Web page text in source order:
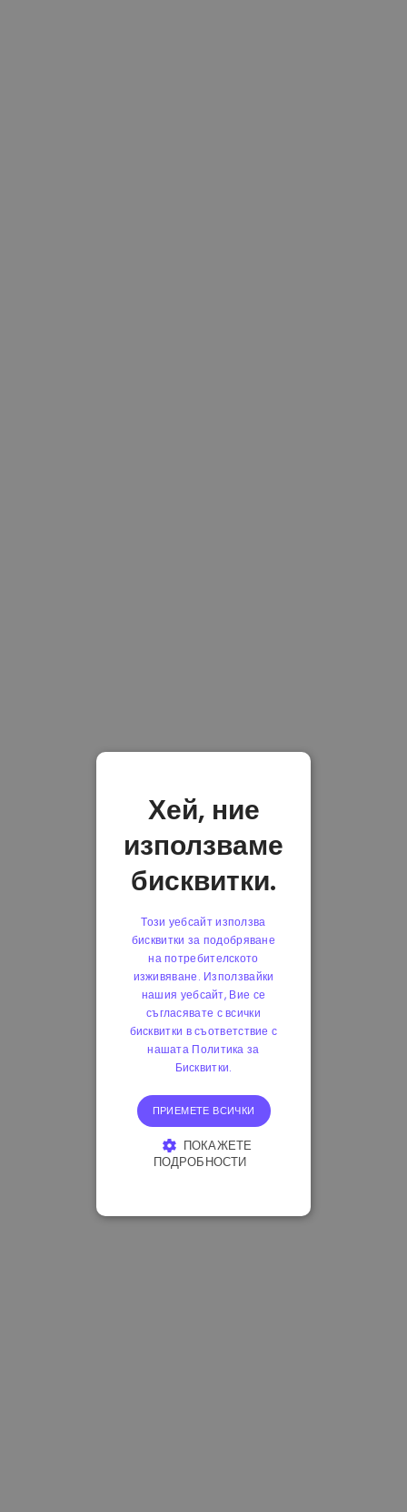
Хей, ние
използваме
бисквитки.
Този уебсайт използва
бисквитки за подобряване
на потребителското
изживяване. Използвайки
нашия уебсайт, Вие се
съгласявате с всички
бисквитки в съответствие с
нашата Политика за
Бисквитки.
ПРИЕМЕТЕ ВСИЧКИ
ПОКАЖЕТЕ
ПОДРОБНОСТИ